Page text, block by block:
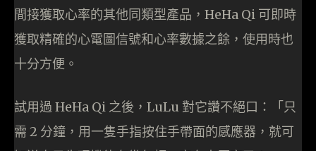
間接獲取心率的其他同類型產品，HeHa Qi 可即時
獲取精確的心電圖信號和心率數據之餘，使用時也
十分方便。
試用過 HeHa Qi 之後，LuLu 對它讚不絕口：「只
需 2 分鐘，用一隻手指按住手帶面的感應器，就可